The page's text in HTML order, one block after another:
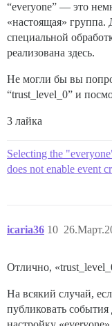
“everyone” — это
«настоящая» группа.
специальной
реализована здесь.
Не могли бы вы
“trust_level_0” и
3 лайка
Selecting the
does not enable event
icaria36 10
Отлично,
На всякий случай,
публиковать